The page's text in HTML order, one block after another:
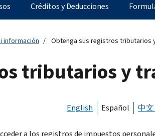
Créditos y Deducciones
información Obtenga sus registros tributarios
tributarios y
English Español 中
a los registros de impuestos